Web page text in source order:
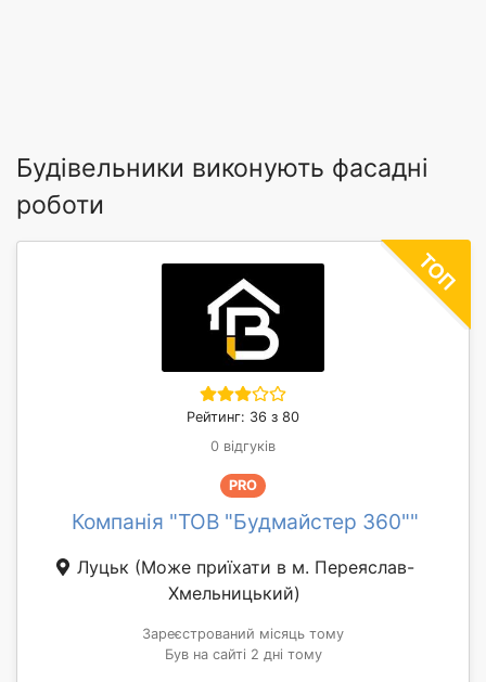
Будівельники виконують фасадні
роботи
Рейтинг: 36 з 80
0 відгуків
PRO
Компанія "ТОВ "Будмайстер 360""
Луцьк (Може приїхати в м. Переяслав-
Хмельницький)
Зареєстрований місяць тому
Був на сайті 2 дні тому